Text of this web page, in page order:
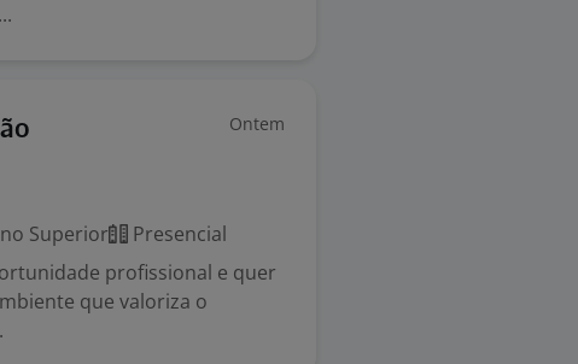
Ontem
Superior
Presencial
profissional e quer
que valoriza o